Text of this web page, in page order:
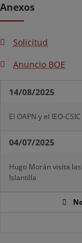
Anexos
Solicitud
Anuncio BOE
14/08/2025
El OAPN y el IEO-
04/07/2025
Hugo Morán visita
Islantilla